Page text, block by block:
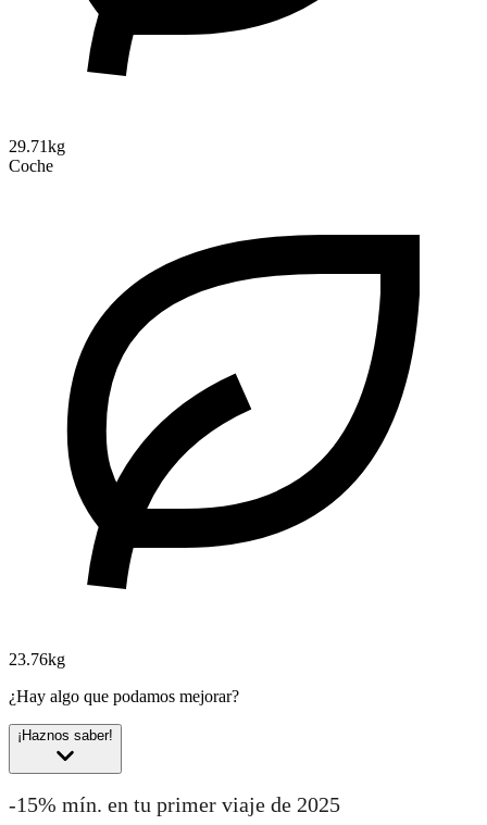
29.71kg
Coche
23.76kg
¿Hay algo que podamos mejorar?
¡Haznos saber!
-15% mín. en tu primer viaje de 2025